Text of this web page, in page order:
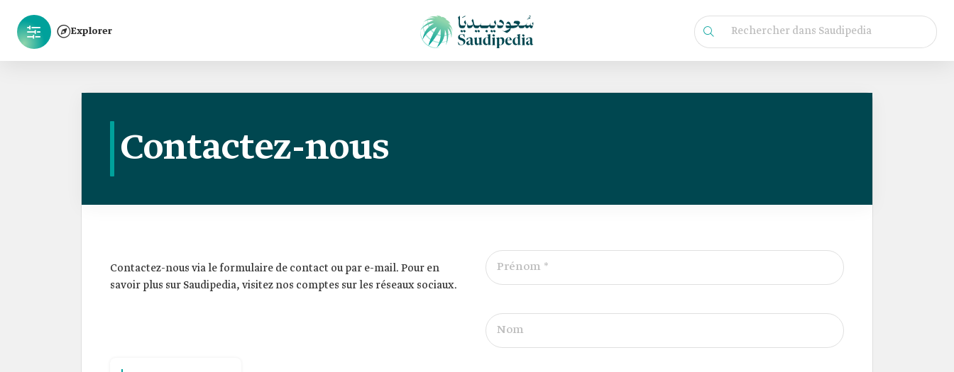
Explorer
Contactez-nous
Contactez-nous via le formulaire de contact ou par e-mail. Pour en
savoir plus sur Saudipedia, visitez nos comptes sur les réseaux sociaux.
Prénom *
Nom